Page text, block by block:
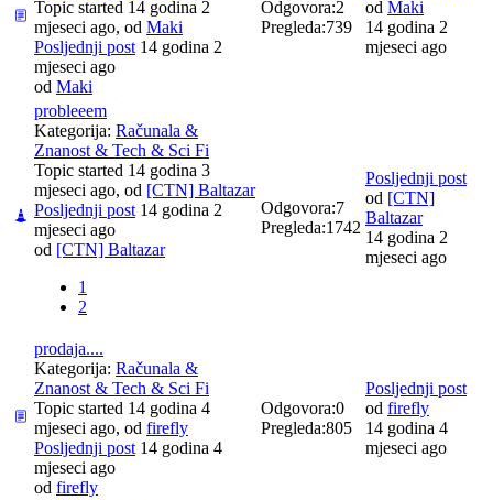
Topic started 14 godina 2
mjeseci ago, od Maki
Posljednji post 14 godina 2
mjeseci ago
od Maki
Odgovora:2
Pregleda:739
od Maki
14 godina 2
mjeseci ago
probleeem
Kategorija: Računala &
Znanost & Tech & Sci Fi
Topic started 14 godina 3
mjeseci ago, od [CTN] Baltazar
Posljednji post 14 godina 2
mjeseci ago
od [CTN] Baltazar
1
2
Odgovora:7
Pregleda:1742
Posljednji post
od [CTN]
Baltazar
14 godina 2
mjeseci ago
prodaja....
Kategorija: Računala &
Znanost & Tech & Sci Fi
Topic started 14 godina 4
mjeseci ago, od firefly
Posljednji post 14 godina 4
mjeseci ago
od firefly
Odgovora:0
Pregleda:805
Posljednji post
od firefly
14 godina 4
mjeseci ago